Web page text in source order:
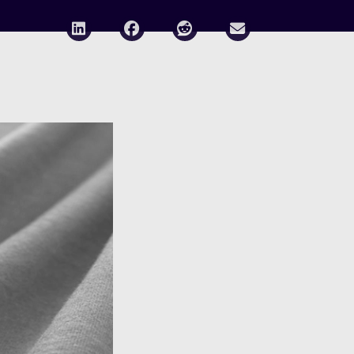
Deel via LinkedInDeel via Facebook
Deel via Reddit